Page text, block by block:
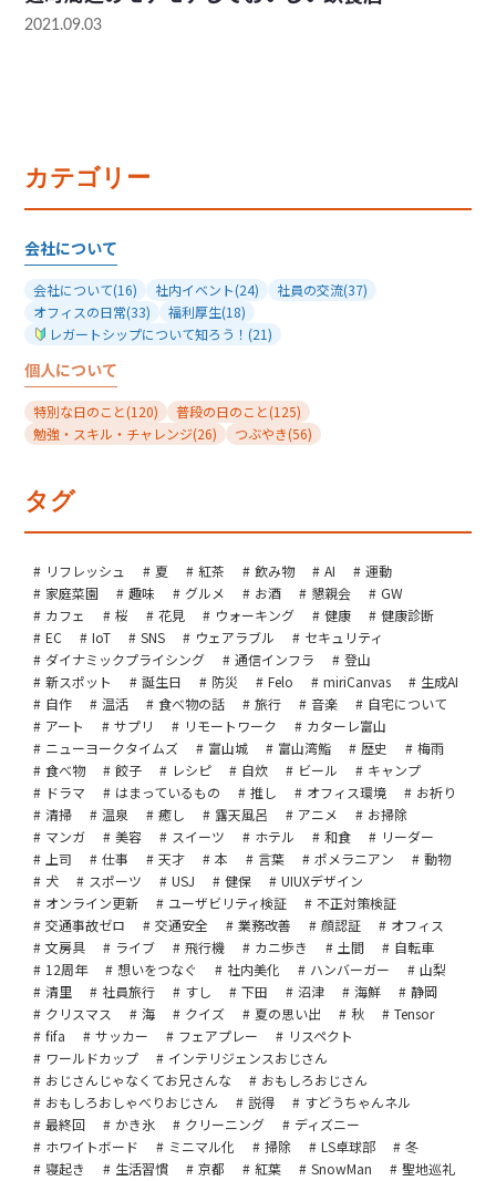
2021.09.03
カテゴリー
会社について
会社について(16) 社内イベント(24) 社員の交流(37)
オフィスの日常(33) 福利厚生(18)
レガートシップについて知ろう！ (21)
個人について
特別な日のこと(120) 普段の日のこと(125)
勉強・スキル・チャレンジ(26) つぶやき(56)
タグ
リフレッシュ 夏 紅茶 飲み物 AI
運動
家庭菜園
趣味 グルメ お酒 懇親会
GW
カフェ
桜 花見 ウォーキング 健康
健康診断
EC
IoT SNS ウェアラブル
セキュリティ
ダイナミックプライシング
通信インフラ
登山
新スポット
誕生日 防災 Felo miriCanvas
生成AI
自作
温活 食べ物の話 旅行 音楽
自宅について
アート
サプリ リモートワーク
カターレ富山
ニューヨークタイムズ
富山城 富山湾鮨 歴史
梅雨
食べ物
餃子 レシピ 自炊 ビール
キャンプ
ドラマ
はまっているもの 推し オフィス環境
お祈り
清掃
温泉 癒し 露天風呂 アニメ
お掃除
マンガ
美容 スイーツ ホテル 和食
リーダー
上司
仕事 天才 本 言葉 ポメラニアン
動物
犬
スポーツ USJ 健保
UIUXデザイン
オンライン更新
ユーザビリティ検証
不正対策検証
交通事故ゼロ
交通安全 業務改善 顔認証
オフィス
文房具
ライブ 飛行機 カニ歩き 土間
自転車
12周年
想いをつなぐ 社内美化 ハンバーガー
山梨
清里
社員旅行 すし 下田 沼津 海鮮
静岡
クリスマス
海 クイズ 夏の思い出 秋
Tensor
fifa
サッカー フェアプレー
リスペクト
ワールドカップ
インテリジェンスおじさん
おじさんじゃなくてお兄さんな
おもしろおじさん
おもしろおしゃべりおじさん
説得
すどうちゃんネル
最終回
かき氷 クリーニング
ディズニー
ホワイトボード
ミニマル化 掃除 LS卓球部
冬
寝起き
生活習慣 京都 紅葉 SnowMan
聖地巡礼